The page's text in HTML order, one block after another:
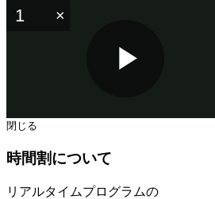
Video
閉じる
時間割について
リアルタイムプログラムの